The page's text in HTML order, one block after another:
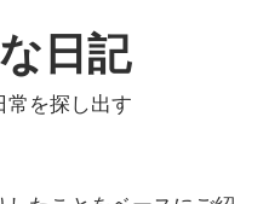
日記
常を探し出す